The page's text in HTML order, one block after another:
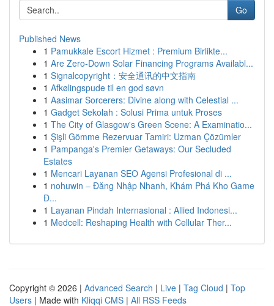
Go
Published News
1 Pamukkale Escort Hizmet : Premium Birlikte...
1 Are Zero-Down Solar Financing Programs Availabl...
1 Signalcopyright：安全通讯的中文指南
1 Afkølingspude til en god søvn
1 Aasimar Sorcerers: Divine along with Celestial ...
1 Gadget Sekolah : Solusi Prima untuk Proses
1 The City of Glasgow's Green Scene: A Examinatio...
1 Şişli Gömme Rezervuar Tamiri: Uzman Çözümler
1 Pampanga's Premier Getaways: Our Secluded
Estates
1 Mencari Layanan SEO Agensi Profesional di ...
1 nohuwin – Đăng Nhập Nhanh, Khám Phá Kho Game
Đ...
1 Layanan Pindah Internasional : Allied Indonesi...
1 Medcell: Reshaping Health with Cellular Ther...
Copyright © 2026 | Advanced Search | Live | Tag Cloud | Top
Users | Made with Kliqqi CMS | All RSS Feeds